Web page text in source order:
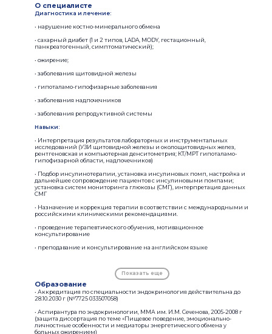
О специалисте
Диагностика и лечение:
• нарушение костно-минерального обмена
• сахарный диабет (1 и 2 типов, LADA, MODY, гестационный,
панкреатогенный, симптоматический);
• ожирение;
• заболевания щитовидной железы
• гипоталамо-гипофизарные заболевания
• заболевания надпочечников
• заболевания репродуктивной системы
Навыки:
• Интерпретация результатов лабораторных и инструментальных
исследований (УЗИ щитовидной железы и околощитовидных желез,
рентгеновская и компьютерная денситометрия; КТ/МРТ гипоталамо-
гипофизарной области, надпочечников)
• Подбор инсулинотерапии, установка инсулиновых помп, настройка и
дальнейшее сопровождение пациентов с инсулиновыми помпами;
установка систем мониторинга глюкозы (СМГ), интерпретация данных
СМГ
• Назначение и коррекция терапии в соответствии с международными и
российскими клиническими рекомендациями.
• проведение терапевтического обучения, мотивационное
консультирование
• преподавание и консультирование на английском языке
Показать еще
Образование
• Аккредитация по специальности эндокринология действительна до
28.10.2030 г (№7725 033507058)
• Аспирантура по эндокринологии, ММА им. И.М. Сеченова, 2005-2008 г
(защита диссертация по теме «Пищевое поведение, эмоционально-
личностные особенности и медиаторы энергетического обмена у
больных ожирением)